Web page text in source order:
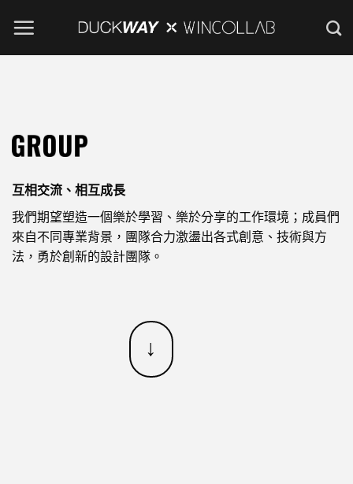
互相交流、相互成長
我們期望塑造一個樂於學習、樂於分享的工作環境；成員們
來自不同專業背景，團隊合力激盪出各式創意、技術與方
法，勇於創新的設計團隊。
↓